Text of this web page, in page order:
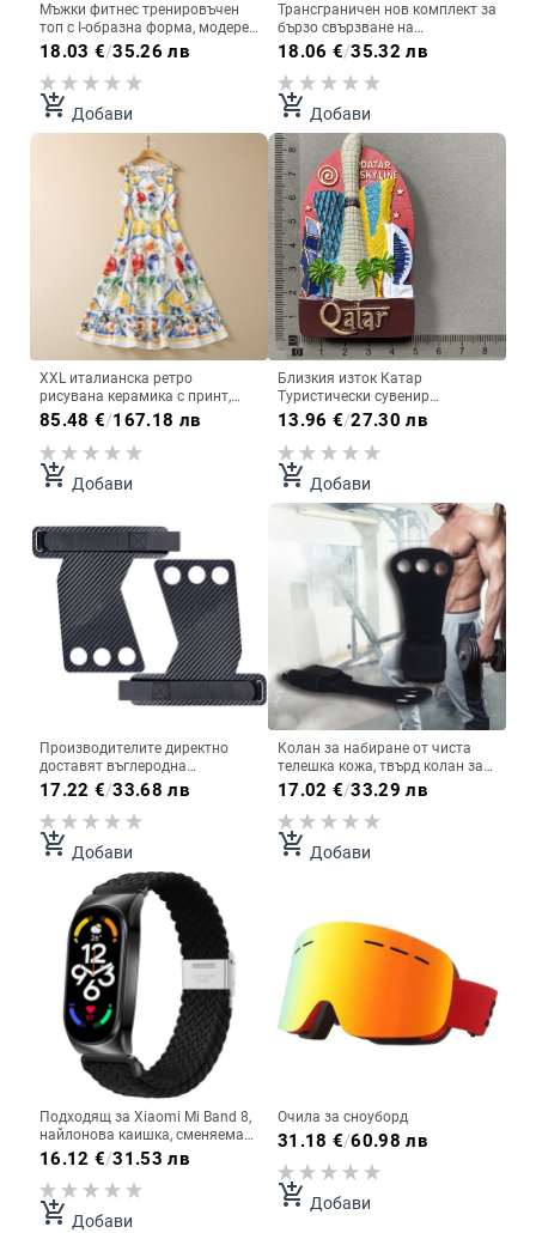
Мъжки фитнес тренировъчен
топ с I-образна форма, модерен
бягащ топ без ръкави,
свободни спортни дрехи
18.03 €/35.26 лв
add_shopping_cart Добави
Трансграничен нов комплект за
бързо свързване на
пластмасови 4-точкови
водопроводни тръби,
аксесоари за бързи конектори
за градинско напояване
18.06 €/35.32 лв
add_shopping_cart Добави
XXL италианска ретро
рисувана керамика с принт,
модна трансгранична пола,
раница с катарама, жилетка,
дамска рокля
85.48 €/167.18 лв
add_shopping_cart Добави
Близкия изток Катар
Туристически сувенир
Креативна триизмерна
забележителност Сграда
Декорация Занаяти Магнит
Магнит за хладилник Сувенир
13.96 €/27.30 лв
add_shopping_cart Добави
Производителите директно
доставят въглеродна
микрофибърна сламена
постелка с мрежест модел,
фитнес вдигане на тежести,
мъртва тяга, противоплъзгаща
защита за дланите
17.22 €/33.68 лв
add_shopping_cart Добави
Колан за набиране от чиста
телешка кожа, твърд колан за
фитнес, спортен предпазител
за китката, предпазител за
дланта от телешка кожа на
едро
17.02 €/33.29 лв
add_shopping_cart Добави
Подходящ за Xiaomi Mi Band 8,
найлонова каишка, сменяема
катарама с найлонова каишка
за китка и вградена найлонова
каишка за Xiaomi Mi Band 5/6/7
16.12 €/31.53 лв
add_shopping_cart Добави
Очила за сноуборд
31.18 €/60.98 лв
add_shopping_cart Добави